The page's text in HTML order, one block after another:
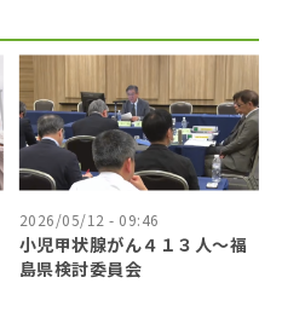
2026/05/12 - 09:46
小児甲状腺がん４１３人〜福
島県検討委員会